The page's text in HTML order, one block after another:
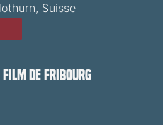
Suisse
de Fribourg